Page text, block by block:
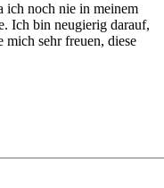
ich noch nie in meinem
Ich bin neugierig darauf,
mich sehr freuen, diese